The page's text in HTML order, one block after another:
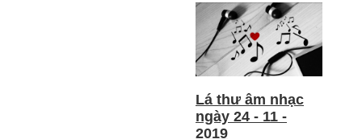
Lá thư âm nhạc
ngày 24 - 11 -
2019